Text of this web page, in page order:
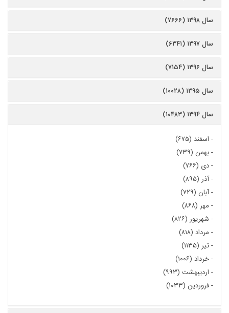
سال ۱۳۹۸ (۷۶۶۶)
سال ۱۳۹۷ (۶۳۴۱)
سال ۱۳۹۶ (۷۱۵۴)
سال ۱۳۹۵ (۱۰۰۲۸)
سال ۱۳۹۴ (۱۰۴۸۳)
- اسفند (۶۷۵)
-بهمن (۷۳۹)
-دی (۷۶۶)
-آذر (۸۹۵)
-آبان (۷۲۹)
- مهر (۸۶۸)
- شهریور (۸۲۶)
- مرداد (۸۱۸)
-تیر (۱۱۳۵)
-خرداد (۱۰۰۶)
- اردیبهشت (۹۹۳)
-فروردین (۱۰۳۳)